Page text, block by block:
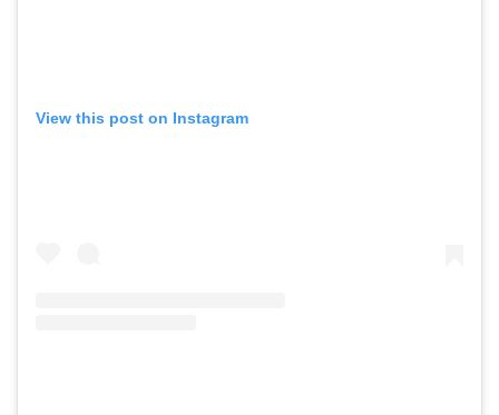
View this post on Instagram